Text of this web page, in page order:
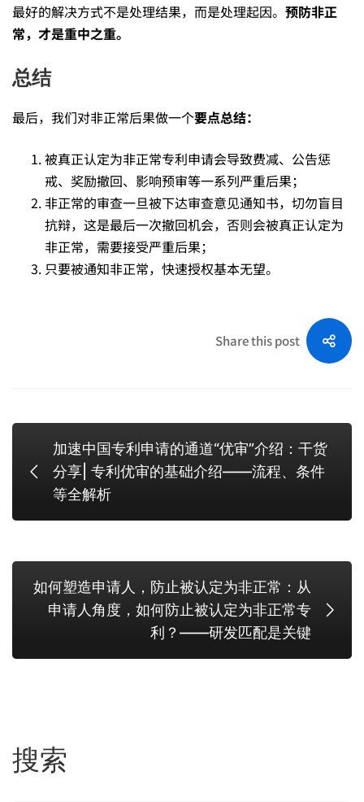
最好的解决方式不是处理结果，而是处理起因。 预防非正
常，才是重中之重。
总结
最后，我们对非正常后果做一个要点总结：
被真正认定为非正常专利申请会导致费减、公告惩
戒、奖励撤回、影响预审等一系列严重后果；
非正常的审查一旦被下达审查意见通知书，切勿盲目
抗辩，这是最后一次撤回机会，否则会被真正认定为
非正常，需要接受严重后果；
只要被通知非正常，快速授权基本无望。
Share this post
加速中国专利申请的通道“优审”介绍：干货
分享| 专利优审的基础介绍——流程、条件
等全解析
如何塑造申请人，防止被认定为非正常：从
申请人角度，如何防止被认定为非正常专
利？——研发匹配是关键
搜索